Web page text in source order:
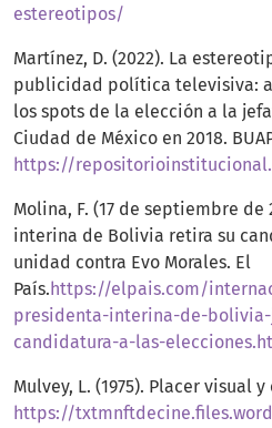
estereotipos/
Martínez, D. (2022). La
publicidad política televisiva:
los spots de la elección a la
Ciudad de México en 2018.
https://
Molina, F. (17 de septiembre de
interina de Bolivia retira su
unidad contra Evo Morales. El
País. https://elpais.com/
presidenta-interina-de-
candidatura-a-las-
Mulvey, L. (1975). Placer visual
https://